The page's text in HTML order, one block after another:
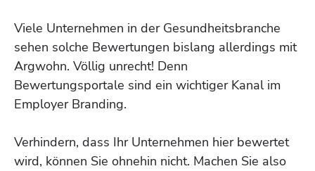
Viele Unternehmen in der Gesundheitsbranche
sehen solche Bewertungen bislang allerdings mit
Argwohn. Völlig unrecht! Denn
Bewertungsportale sind ein wichtiger Kanal im
Employer Branding.
Verhindern, dass Ihr Unternehmen hier bewertet
wird, können Sie ohnehin nicht. Machen Sie also